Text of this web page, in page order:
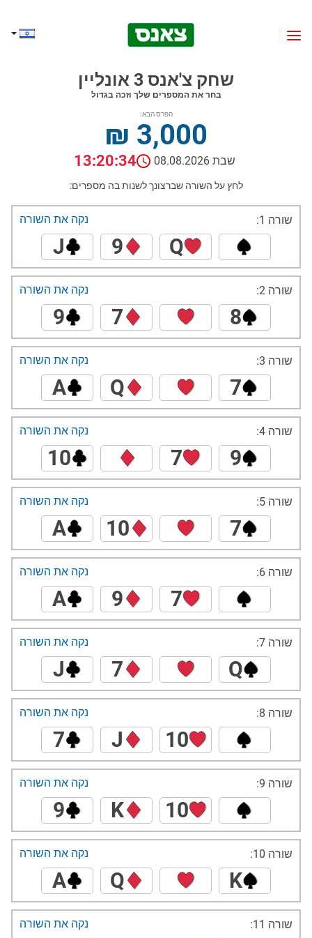
שחק צ'אנס 3 אונליין
בחר את המספרים שלך וזכה בגדול
הפרס הבא:
₪ 3,000
שבת 08.08.2026 13:20:34
לחץ על השורה שברצונך לשנות בה מספרים:
שורה 1:
Q
9
J
נקה את השורה
שורה 2:
8
7
9
נקה את השורה
שורה 3:
7
Q
A
נקה את השורה
שורה 4:
9
7
10
נקה את השורה
שורה 5:
7
10
A
נקה את השורה
שורה 6:
7
9
A
נקה את השורה
שורה 7:
Q
7
J
נקה את השורה
שורה 8:
10
J
7
נקה את השורה
שורה 9:
10
K
9
נקה את השורה
שורה 10:
K
Q
A
נקה את השורה
שורה 11: נקה את השורה